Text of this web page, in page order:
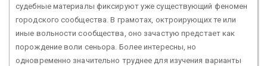
судебные материалы фиксируют уже существующий феномен
городского сообщества. В грамотах, октроирующих те или
иные вольности сообщества, оно зачастую предстает как
порождение воли сеньора. Более интересны, но
одновременно значительно труднее для изучения варианты